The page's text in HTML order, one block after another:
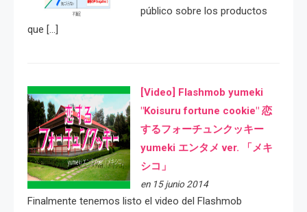
público sobre los productos
que […]
[Video] Flashmob yumeki
"Koisuru fortune cookie" 恋
するフォーチュンクッキー
yumeki エンタメ ver. 「メキ
シコ」
en 15 junio 2014
Finalmente tenemos listo el video del Flashmob